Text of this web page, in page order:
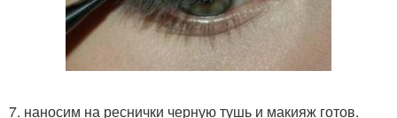
7. наносим на реснички черную тушь и макияж готов.